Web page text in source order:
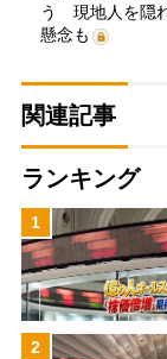
う 現地人を隠
懸念も
関連記事
ランキング
1
2